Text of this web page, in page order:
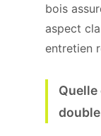
bois
aspect
entretien